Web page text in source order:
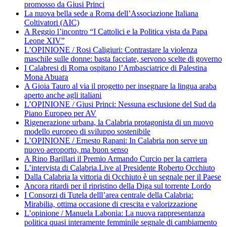
promosso da Giusi Princi
La nuova bella sede a Roma dell’Associazione Italiana
Coltivatori (AIC)
A Reggio l’incontro “I Cattolici e la Politica vista da Papa
Leone XIV”
L’OPINIONE / Rosi Caligiuri: Contrastare la violenza
maschile sulle donne: basta facciate, servono scelte di governo
I Calabresi di Roma ospitano l’Ambasciatrice di Palestina
Mona Abuara
A Gioia Tauro al via il progetto per insegnare la lingua araba
aperto anche agli italiani
L’OPINIONE / Giusi Princi: Nessuna esclusione del Sud da
Piano Europeo per AV
Rigenerazione urbana, la Calabria protagonista di un nuovo
modello europeo di sviluppo sostenibile
L’OPINIONE / Ernesto Rapani: In Calabria non serve un
nuovo aeroporto, ma buon senso
A Rino Barillari il Premio Armando Curcio per la carriera
L’intervista di Calabria.Live al Presidente Roberto Occhiuto
Dalla Calabria la vittoria di Occhiuto è un segnale per il Paese
Ancora ritardi per il ripristino della Diga sul torrente Lordo
I Consorzi di Tutela delll’area centrale della Calabria:
Mirabilia, ottima occasione di crescita e valorizzazione
L’opinione / Manuela Labonia: La nuova rappresentanza
politica quasi interamente femminile segnale di cambiamento